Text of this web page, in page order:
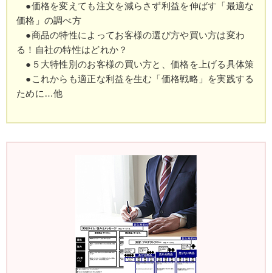
●価格を変えても注文を減らさず利益を伸ばす「最適な
価格」の調べ方
●商品の特性によってお客様の選び方や買い方は変わ
る！自社の特性はどれか？
●５大特性別のお客様の買い方と、価格を上げる具体策
●これからも適正な利益を生む「価格戦略」を実践する
ために…他